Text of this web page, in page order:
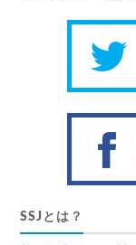
SSJとは？